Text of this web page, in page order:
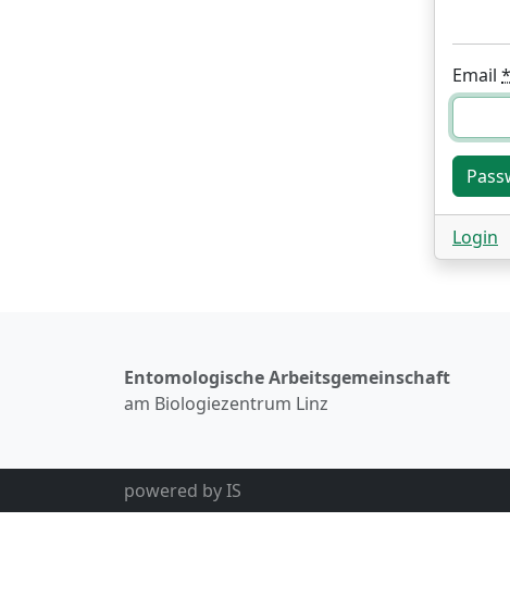
Email *
Login
Entomologische Arbeitsgemeinschaft
am Biologiezentrum Linz
powered byIS